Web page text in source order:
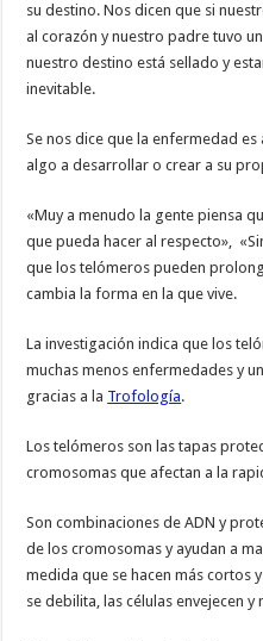
su destino. Nos dicen que si
al corazón y nuestro padre tuvo
nuestro destino está sellado y
inevitable.
Se nos dice que la enfermedad
algo a desarrollar o crear a su
«Muy a menudo la gente piensa
que pueda hacer al respecto»,
que los telómeros pueden
cambia la forma en la que vive.
La investigación indica que los
muchas menos enfermedades y
gracias a la Trofología.
Los telómeros son las tapas
cromosomas que afectan a la
Son combinaciones de ADN y
de los cromosomas y ayudan a
medida que se hacen más cortos
se debilita, las células envejecen